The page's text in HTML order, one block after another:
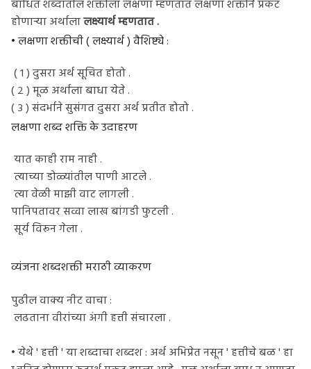
बाधित शब्दातील शक्तीला लक्षणा म्हणतात लक्षणा शक्तीने प्रकट
होणाऱ्या अर्थालालक्ष्यार्थ म्हणतात .
• लक्षणा शक्तीची ( लक्ष्यार्थ ) वैशिष्ट्ये :
( १ ) दुसरा अर्थ सूचित होतो .
( २ ) मूळ अर्थाला बाधा येते .
( ३ ) संदर्भाने सुसंगत दुसरा अर्थ प्रतीत होतो .
लक्षणा शब्द शक्ति के उदाहरण
यात काही राम नाही .
त्याच्या डोळ्यांतील पाणी आटले .
त्या वेळी माझी वाट लागली .
पानिपतावर सव्वा लाख बांगडी फुटली .
सूर्य विरून गेला .
व्यंजना शब्दशक्ती मराठी व्याकरण
पुढील वाक्य नीट वाचा :
लढताना वीरांच्या अंगी हत्ती संचारला .
• येथे ' हत्ती ' या शब्दाचा शब्दश : अर्थ अभिप्रेत नसून ' हत्तीचे बळ ' हा